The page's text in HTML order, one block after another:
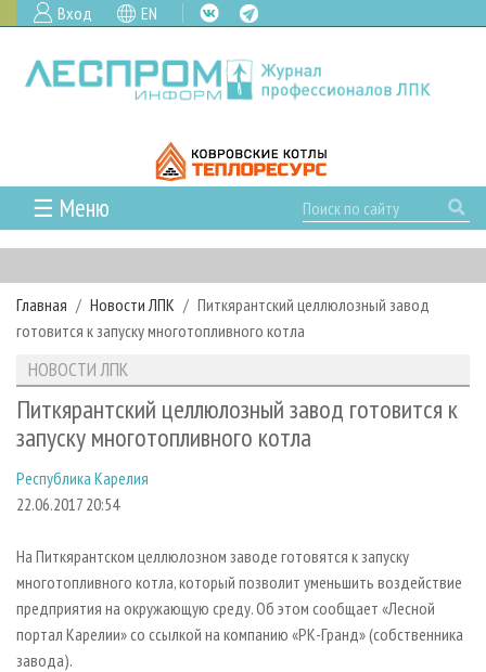
Вход EN
☰ Меню
ГЛАВНАЯ
РУБРИКИ И ТЕМЫ
РУБРИКИ ЖУРНАЛА
ЛЕСОЗАГОТОВКА
ЛЕСОПИЛЕНИЕ
СУШКА ДРЕВЕСИНЫ
ДЕРЕВЯННОЕ ДОМОСТРОЕНИЕ
ПРОИЗВОДСТВО МЕБЕЛИ
БИОЭНЕРГЕТИКА
НОВОСТИ
НОВОСТИ ЛПК
НОВОСТИ ЖУРНАЛА
ПРОЕКТЫ ЛПИ
АНАЛИТИКА
ПРЕДПРИЯТИЯ ЛПК
ПЕРСОНЫ
ОФИЦИАЛЬНЫЕ ДЕЛЕГАЦИИ
ПРИОРИТЕТНЫЕ ИНВЕСТПРОЕКТЫ
RUSSIAN FORESTRY REVIEW
АРХИВ ЖУРНАЛОВ
СТАТЬИ
О ЖУРНАЛЕ
ПОДПИСКА
КОНТАКТЫ
РЕКЛАМОДАТЕЛЯМ
РЕКЛАМА
Главная Новости ЛПК
Питкярантский целлюлозный завод
готовится к запуску многотопливного котла
НОВОСТИ ЛПК
Питкярантский целлюлозный завод готовится к
запуску многотопливного котла
Республика Карелия
22.06.2017 20:54
На Питкярантском целлюлозном заводе готовятся к запуску
многотопливного котла, который позволит уменьшить воздействие
предприятия на окружающую среду. Об этом сообщает «Лесной
портал Карелии» со ссылкой на компанию «РК-Гранд» (собственника
завода).